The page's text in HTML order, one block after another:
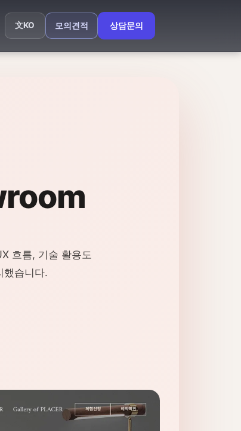
文KO 모의견적 상담문의
흐름, 기술 활용도
했습니다.